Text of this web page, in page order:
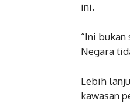
ini.
“Ini
Negara
Lebih
kawasan